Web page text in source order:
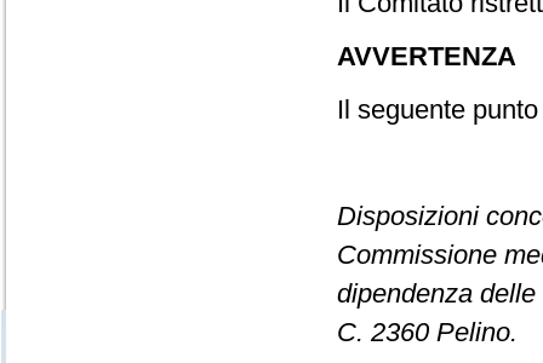
AVVERTENZA
Il seguente
Disposizioni
Commissione
dipendenza
C. 2360 Pelino.